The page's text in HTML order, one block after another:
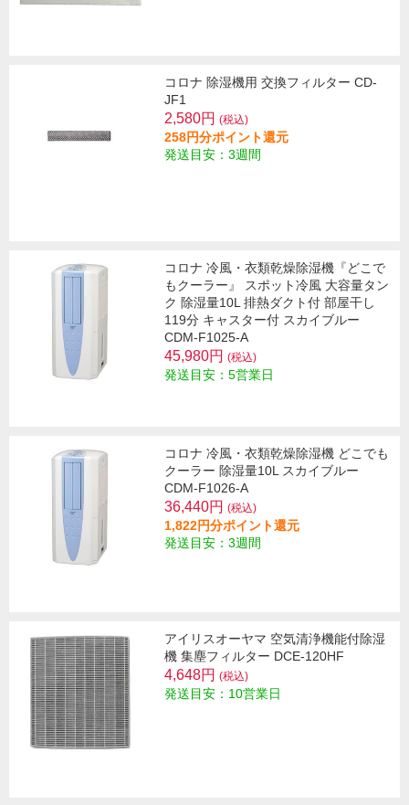
コロナ 除湿機用 交換フィルター CD-
JF1
2,580円 (税込)
258円分ポイント還元
発送目安：3週間
コロナ 冷風・衣類乾燥除湿機『どこで
もクーラー』 スポット冷風 大容量タン
ク 除湿量10L 排熱ダクト付 部屋干し
119分 キャスター付 スカイブルー
CDM-F1025-A
45,980円 (税込)
発送目安：5営業日
コロナ 冷風・衣類乾燥除湿機 どこでも
クーラー 除湿量10L スカイブルー
CDM-F1026-A
36,440円 (税込)
1,822円分ポイント還元
発送目安：3週間
アイリスオーヤマ 空気清浄機能付除湿
機 集塵フィルター DCE-120HF
4,648円 (税込)
発送目安：10営業日